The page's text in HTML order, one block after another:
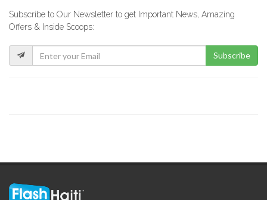
Sogesol
16035
Subscribe to Our Newsletter to get Important News, Amazing
Offers & Inside Scoops:
Subscribe